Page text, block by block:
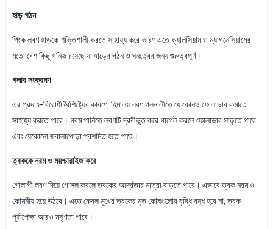
হাড় গঠন
পিংক লবণ হাড়কে শক্তিশালী করতে সাহায্য করে কারণ এতে ক্যালসিয়াম ও ম্যাগনেসিয়ামের
মতো বেশ কিছু খনিজ রয়েছে যা হাড়ের গঠন ও ঘনত্বের জন্য গুরুত্বপূর্ণ।
গলার সংক্রমণ
এর প্রদাহ-বিরোধী বৈশিষ্ট্যের কারণে, হিমালয় লবণ গলনালীতে যে কোনও ফোলাভাব কমাতে
সাহায্য করতে পারে। গরম পানিতে লবণটি দ্রবীভূত করে গার্গেল করলে ফোলাভাব সাড়তে পারে
এবং যেকোনো জ্বালাপোড়া প্রশমিত হতে পারে।
ত্বককে নরম ও ময়শ্চারাইজ করে
গোলাপী লবণ দিয়ে গোসল করলে ত্বকের আর্দ্রতার মাত্রা বাড়তে পারে। এভাবে ত্বক নরম ও
কোমনীয় হয়ে উঠবে। এতে কেবল মুখের ত্বকের মৃত কোষগুলোর বৃদ্ধি বন্ধ হবে না, ত্বক
পূর্বাপেক্ষা আরও মসৃণতা পাবে।